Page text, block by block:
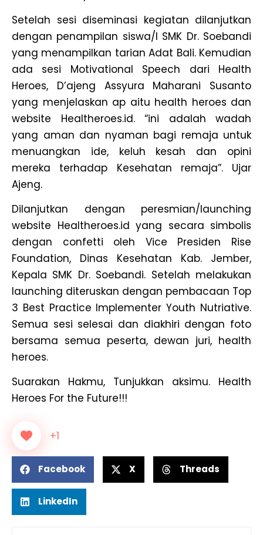
Setelah sesi diseminasi kegiatan dilanjutkan
dengan penampilan siswa/I SMK Dr. Soebandi
yang menampilkan tarian Adat Bali. Kemudian
ada sesi Motivational Speech dari Health
Heroes, D’ajeng Assyura Maharani Susanto
yang menjelaskan ap aitu health heroes dan
website Healtheroes.id. “ini adalah wadah
yang aman dan nyaman bagi remaja untuk
menuangkan ide, keluh kesah dan opini
mereka terhadap Kesehatan remaja”. Ujar
Ajeng.
Dilanjutkan dengan peresmian/launching
website Healtheroes.id yang secara simbolis
dengan confetti oleh Vice Presiden Rise
Foundation, Dinas Kesehatan Kab. Jember,
Kepala SMK Dr. Soebandi. Setelah melakukan
launching diteruskan dengan pembacaan Top
3 Best Practice Implementer Youth Nutriative.
Semua sesi selesai dan diakhiri dengan foto
bersama semua peserta, dewan juri, health
heroes.
Suarakan Hakmu, Tunjukkan aksimu. Health
Heroes For the Future!!!
+1
Facebook X Threads
LinkedIn